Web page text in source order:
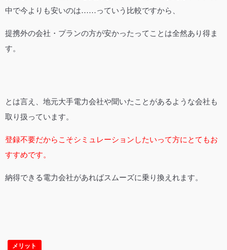
中で今よりも安いのは……っていう比較ですから、
提携外の会社・プランの方が安かったってことは全然あり得ま
す。
とは言え、地元大手電力会社や聞いたことがあるような会社も
取り扱っています。
登録不要だからこそシミュレーションしたいって方にとてもお
すすめです。
納得できる電力会社があればスムーズに乗り換えれます。
メリット